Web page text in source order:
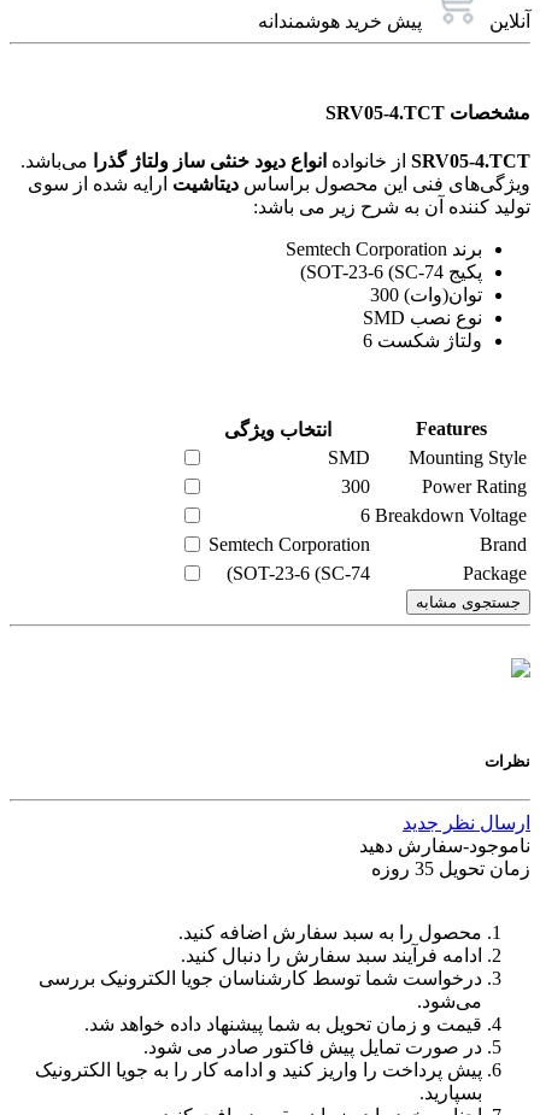
آنلاین پیش خرید هوشمندانه
مشخصات SRV05-4.TCT
SRV05-4.TCT از خانواده انواع دیود خنثی ساز ولتاژ گذرا
می‌باشد.
ویژگی‌های فنی این محصول براساس دیتاشیت ارایه شده از سوی
تولید کننده آن به شرح زیر می باشد:
برند Semtech Corporation
پکیج SOT-23-6 (SC-74)
توان(وات) 300
نوع نصب SMD
ولتاژ شکست 6
Features
انتخاب ویژگی
Mounting Style
SMD
Power Rating
300
Breakdown Voltage
6
Brand
Semtech Corporation
Package
SOT-23-6 (SC-74)
جستجوی مشابه
نظرات
ارسال نظر جدید
ناموجود-سفارش دهید
زمان تحویل 35 روزه
محصول را به سبد سفارش اضافه کنید.
ادامه فرآیند سبد سفارش را دنبال کنید.
درخواست شما توسط کارشناسان جویا الکترونیک بررسی
می‌شود.
قیمت و زمان تحویل به شما پیشنهاد داده خواهد شد.
در صورت تمایل پیش فاکتور صادر می شود.
پیش پرداخت را واریز کنید و ادامه کار را به جویا الکترونیک
بسپارید.